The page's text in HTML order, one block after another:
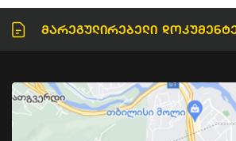
Მარეგულირებელი